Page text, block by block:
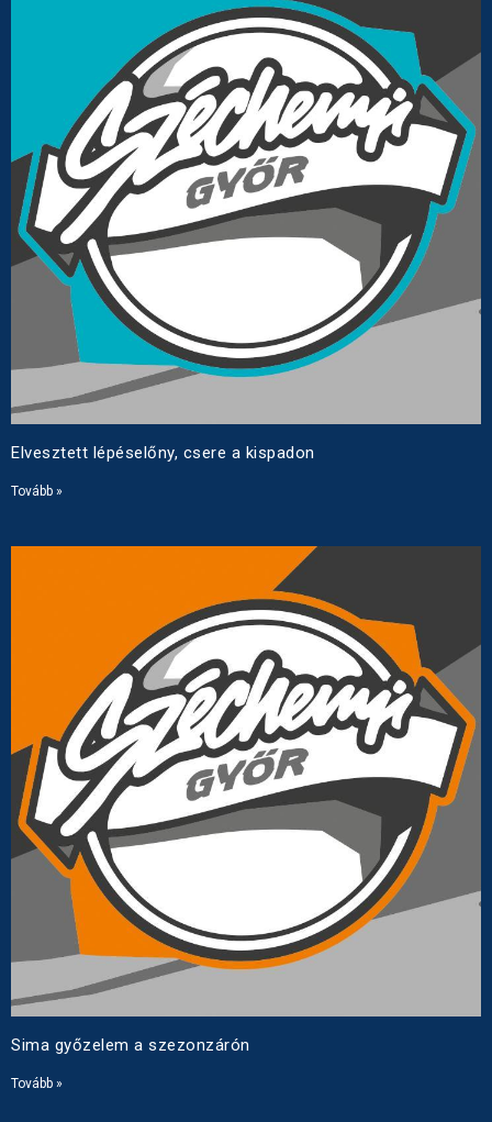
Elvesztett lépéselőny, csere a kispadon
Tovább »
Sima győzelem a szezonzárón
Tovább »